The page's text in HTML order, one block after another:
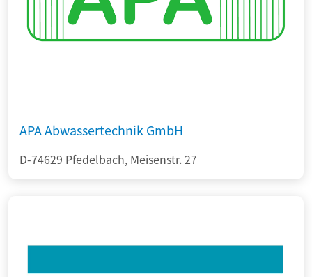
APA Abwassertechnik GmbH
D-74629 Pfedelbach, Meisenstr. 27